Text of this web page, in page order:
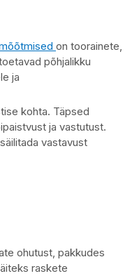
on toorainete,
põhjalikku
ja
kohta. Täpsed
ja vastutust.
vastavust
ohutust, pakkudes
raskete